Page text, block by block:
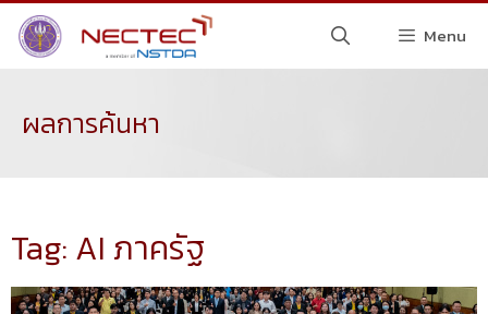
Menu
ผลการค้นหา
Tag: AI ภาครัฐ